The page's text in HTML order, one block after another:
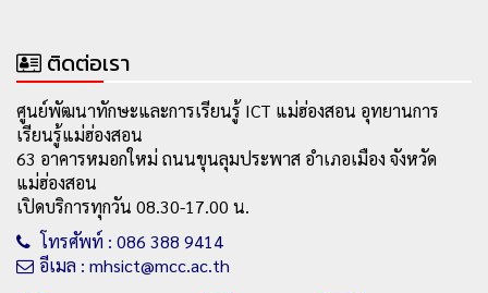
ติดต่อเรา
ศูนย์พัฒนาทักษะและการเรียนรู้ ICT แม่ฮ่องสอน อุทยานการ
เรียนรู้แม่ฮ่องสอน
63 อาคารหมอกใหม่ ถนนขุนลุมประพาส อำเภอเมือง จังหวัด
แม่ฮ่องสอน
เปิดบริการทุกวัน 08.30-17.00 น.
โทรศัพท์ : 086 388 9414
อีเมล : mhsict@mcc.ac.th